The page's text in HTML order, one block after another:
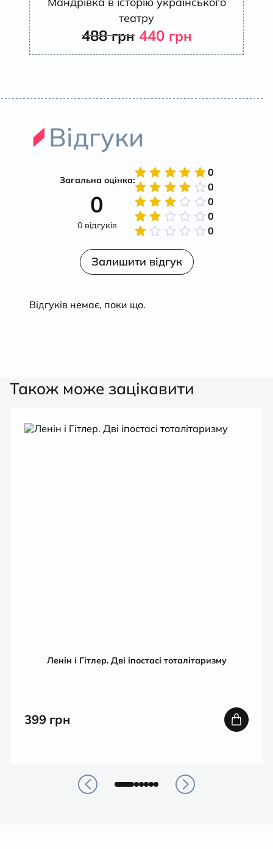
театру
488грн 440 грн
Відгуки
Загальна оцінка:
0
0 відгуків
Оцінено
в5 з 5
0
Оцінено
в4 з
5
0
Оцінено
в3 з
5
0
Оцінено
0
Оцінено
в
1
0
Залишити відгук
Відгуків немає, поки що.
Також може зацікавити
Ленін і Гітлер. Дві іпостасі тоталітаризму
399 грн